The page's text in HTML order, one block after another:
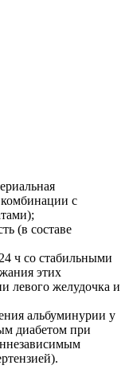
с
(в составе
ч со стабильными
этих
левого желудочка и
альбуминурии у
диабетом при